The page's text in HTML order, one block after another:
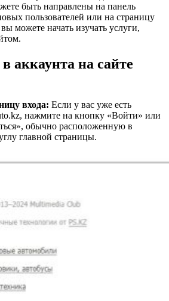
быть направлены на панель
пользователей или на страницу
можете начать изучать услуги,
аккаунта на сайте
входа: Если у вас уже есть
нажмите на кнопку «Войти» или
обычно расположенную в
главной страницы.